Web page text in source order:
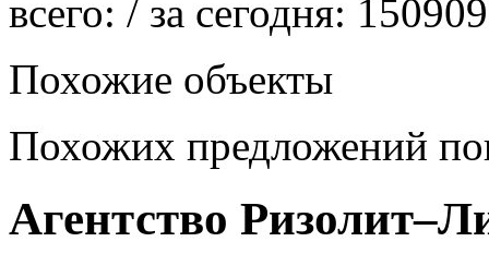
всего: / за сегодня:
Похожие объекты
Похожих предложений
Агентство